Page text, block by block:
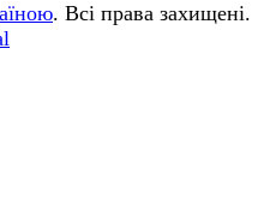
. Всі права захищені.